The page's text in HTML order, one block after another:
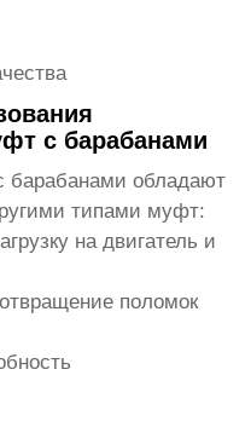
с барабанами
барабанами обладают
типами муфт:
на двигатель и
поломок